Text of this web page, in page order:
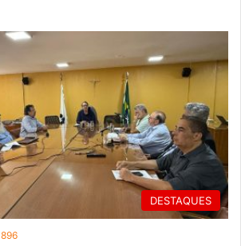
DESTAQUES
896